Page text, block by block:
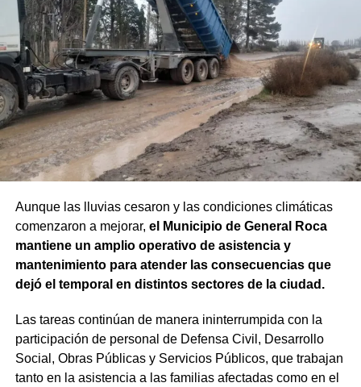
Aunque las lluvias cesaron y las condiciones climáticas
comenzaron a mejorar, el Municipio de General Roca
mantiene un amplio operativo de asistencia y
mantenimiento para atender las consecuencias que
dejó el temporal en distintos sectores de la ciudad.
Las tareas continúan de manera ininterrumpida con la
participación de personal de Defensa Civil, Desarrollo
Social, Obras Públicas y Servicios Públicos, que trabajan
tanto en la asistencia a las familias afectadas como en el